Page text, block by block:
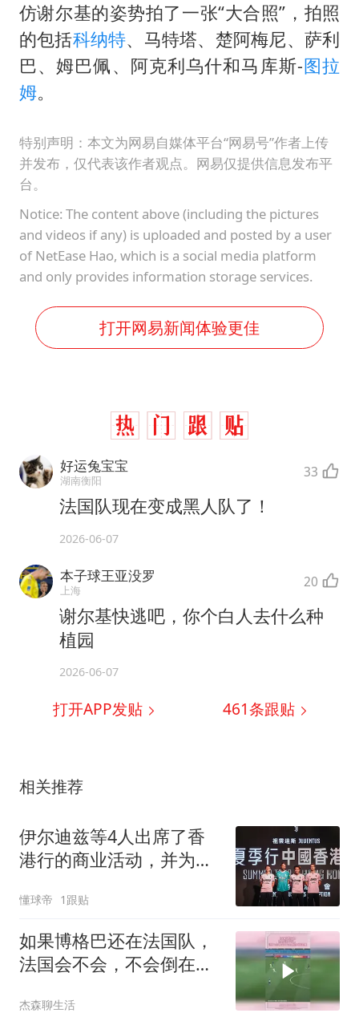
仿谢尔基的姿势拍了一张“大合照”，拍照
的包括科纳特、马特塔、楚阿梅尼、萨利
巴、姆巴佩、阿克利乌什和马库斯-图拉
姆。
特别声明：本文为网易自媒体平台“网易号”作者上传
并发布，仅代表该作者观点。网易仅提供信息发布平
台。
Notice: The content above (including the pictures
and videos if any) is uploaded and posted by a user
of NetEase Hao, which is a social media platform
and only provides information storage services.
打开网易新闻体验更佳
好运兔宝宝
湖南衡阳 33
法国队现在变成黑人队了！
2026-06-07
本子球王亚没罗
上海 20
谢尔基快逃吧，你个白人去什么种
植园
2026-06-07
打开APP发贴 461条跟贴
相关推荐
伊尔迪兹等4人出席了香
港行的商业活动，并为少
懂球帝 1跟贴
如果博格巴还在法国队，
法国会不会，不会倒在半
杰森聊生活